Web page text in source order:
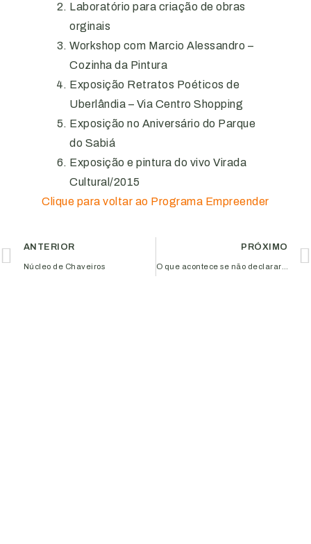
Laboratório para criação de obras
orginais
Workshop com Marcio Alessandro –
Cozinha da Pintura
Exposição Retratos Poéticos de
Uberlândia – Via Centro Shopping
Exposição no Aniversário do Parque
do Sabiá
Exposição e pintura do vivo Virada
Cultural/2015
Clique para voltar ao Programa Empreender
ANTERIOR
Núcleo de Chaveiros
PRÓXIMO